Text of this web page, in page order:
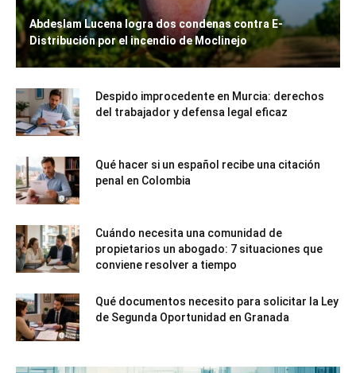
Abdeslam Lucena logra dos condenas contra E-
Distribución por el incendio de Moclinejo
Despido improcedente en Murcia: derechos
del trabajador y defensa legal eficaz
Qué hacer si un español recibe una citación
penal en Colombia
Cuándo necesita una comunidad de
propietarios un abogado: 7 situaciones que
conviene resolver a tiempo
Qué documentos necesito para solicitar la Ley
de Segunda Oportunidad en Granada